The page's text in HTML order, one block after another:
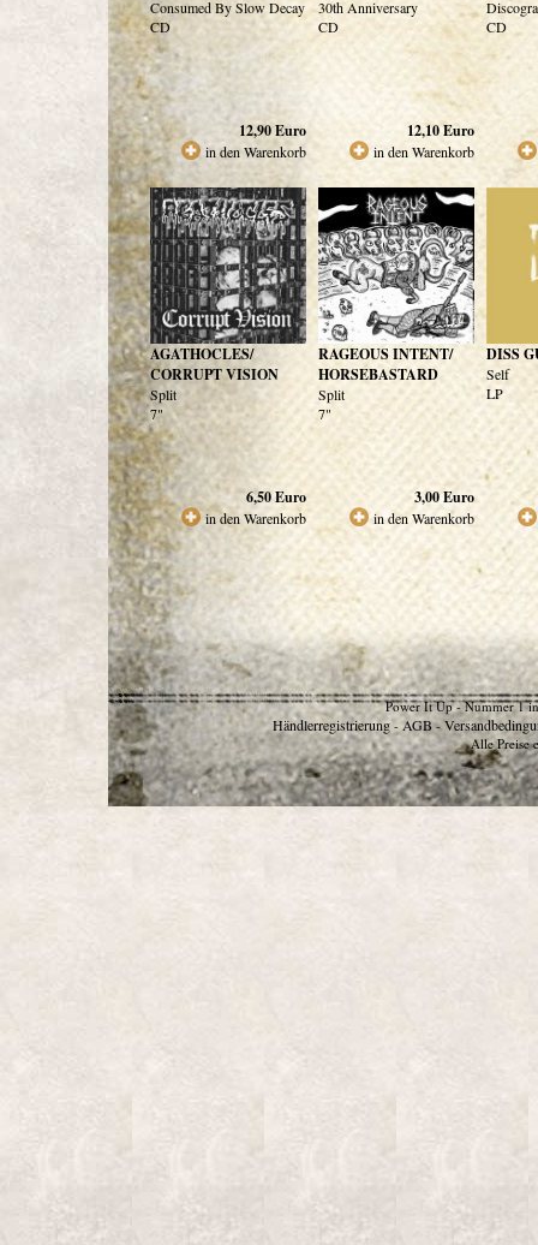
Consumed By Slow Decay
CD
12,90Euro
in den Warenkorb
30th Anniversary
CD
12,10Euro
in den Warenkorb
CD
AGATHOCLES/
CORRUPT VISION
Split
7"
6,50Euro
in den Warenkorb
RAGEOUS INTENT/
HORSEBASTARD
Split
7"
3,00Euro
in den Warenkorb
DISS
Self
LP
Power It Up - Nummer 1
Händlerregistrierung - AGB -
Alle Preise